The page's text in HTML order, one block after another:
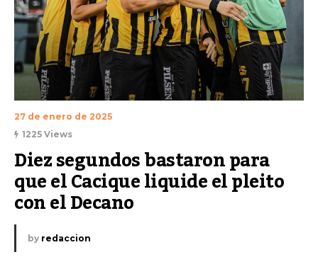
27 de enero de 2025
1225 Views
Diez segundos bastaron para
que el Cacique liquide el pleito
con el Decano
by redaccion